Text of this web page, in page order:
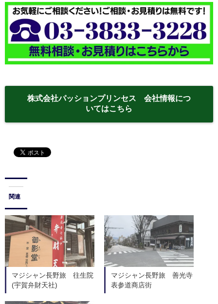
株式会社パッションプリンセス 会社情報につ
いてはこちら
関連
マジシャン長野旅 往生院
(宇賀弁財天社)
マジシャン長野旅 善光寺
表参道商店街